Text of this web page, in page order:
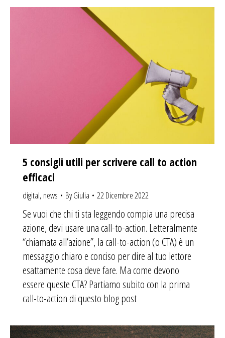
5 consigli utili per scrivere call to action
efficaci
digital, news ByGiulia 22 Dicembre 2022
Se vuoi che chi ti sta leggendo compia una precisa
azione, devi usare una call-to-action. Letteralmente
“chiamata all’azione”, la call-to-action (o CTA) è un
messaggio chiaro e conciso per dire al tuo lettore
esattamente cosa deve fare. Ma come devono
essere queste CTA? Partiamo subito con la prima
call-to-action di questo blog post